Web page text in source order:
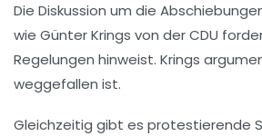
Die Diskussion um die
wie Günter Krings von der CDU
Regelungen hinweist. Krings
weggefallen ist.
Gleichzeitig gibt es protestierende